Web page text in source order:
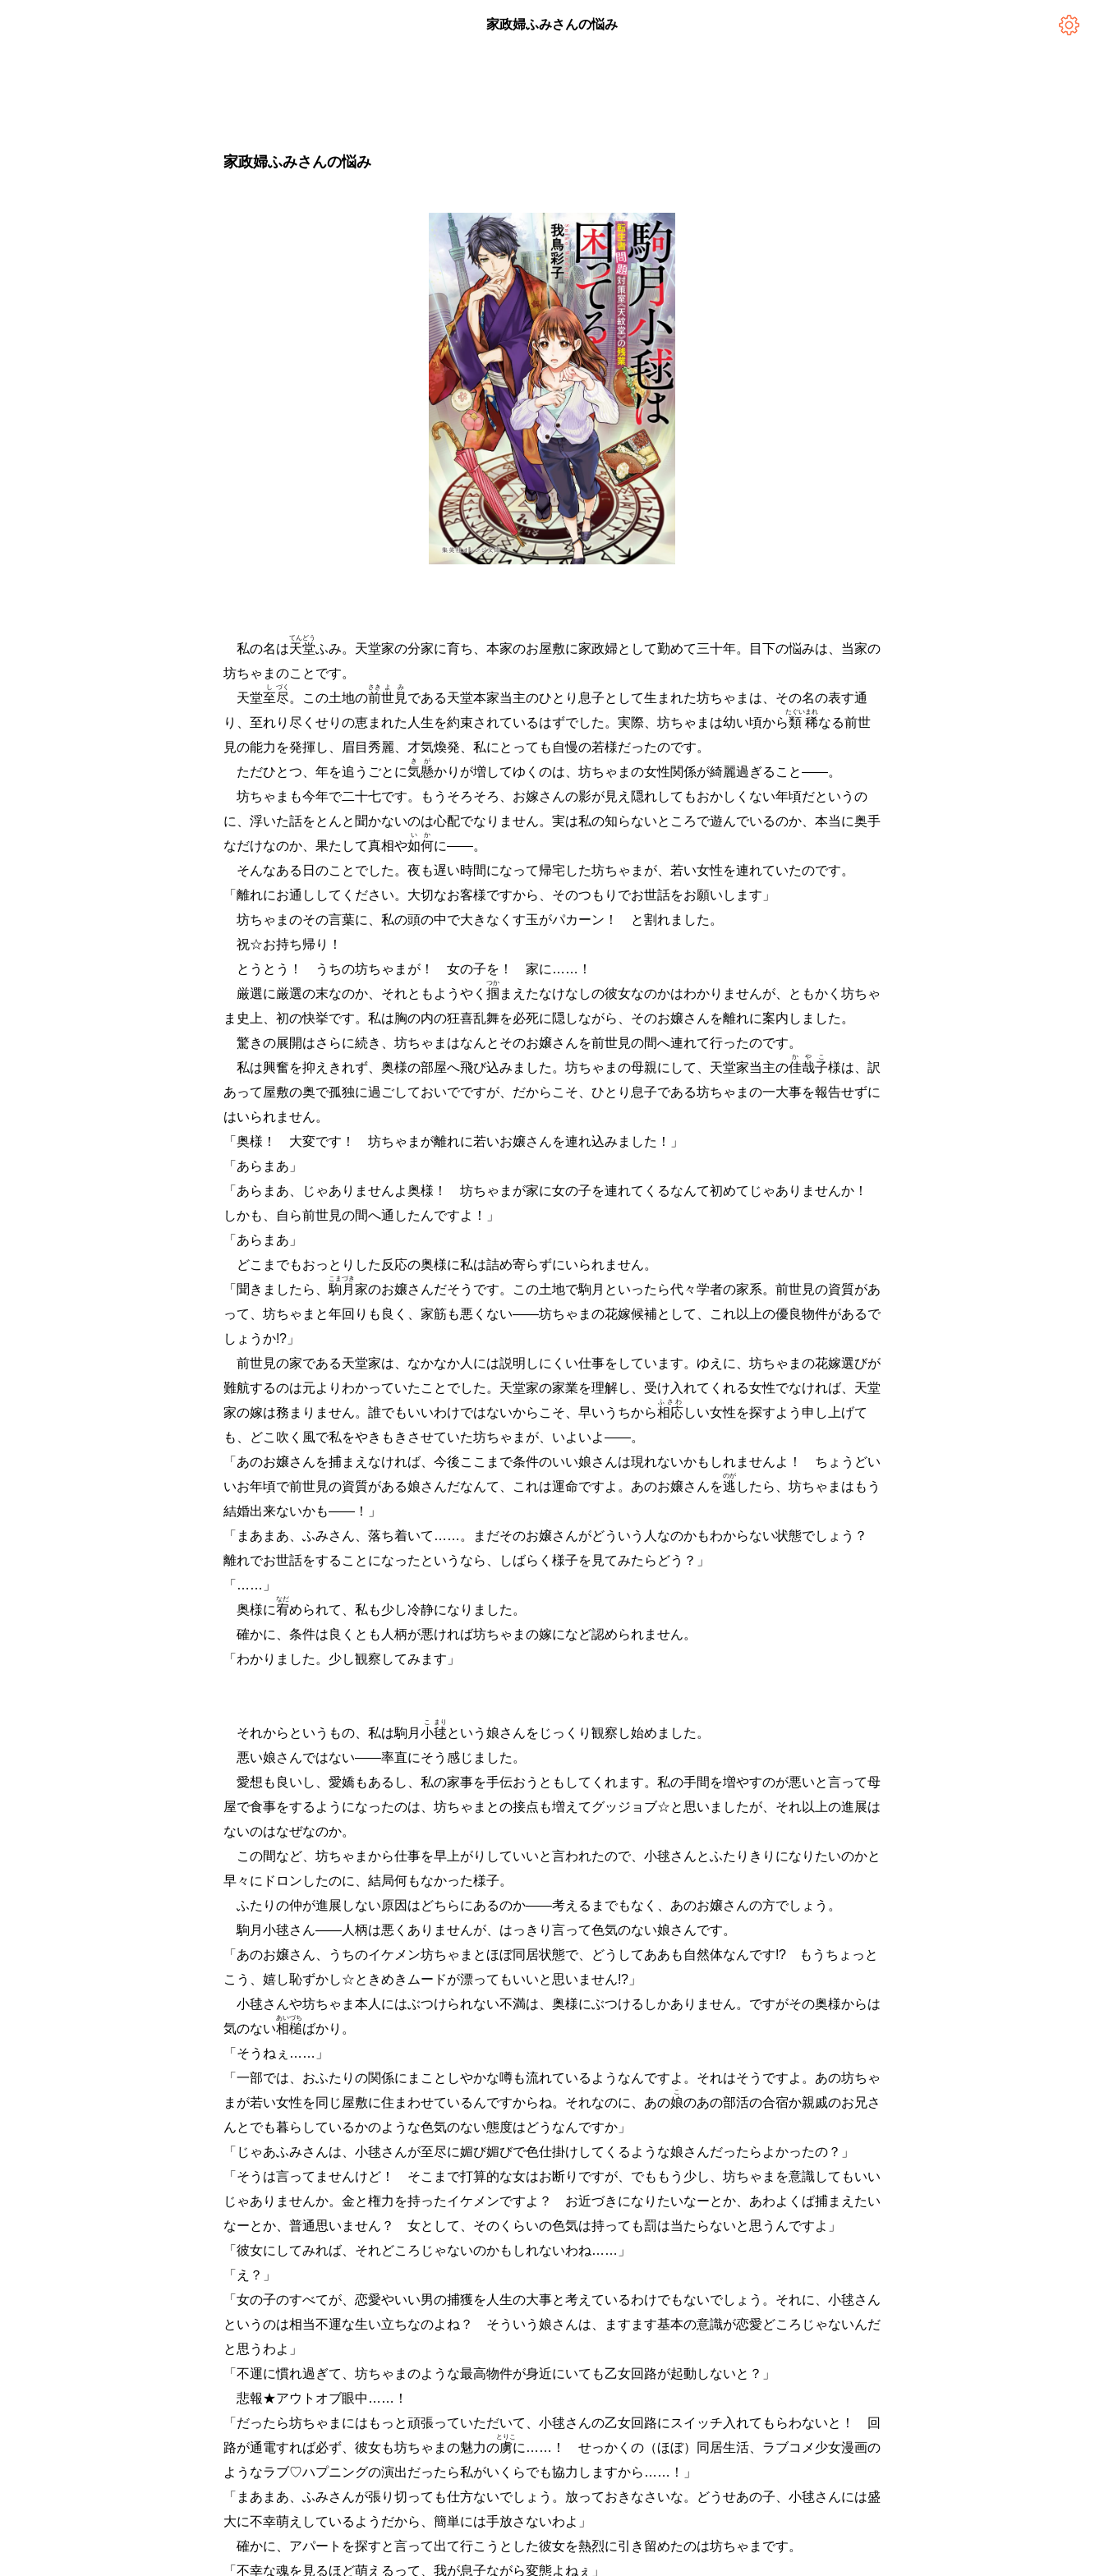
家政婦ふみさんの悩み
家政婦ふみさんの悩み
私の名は天
てん
堂
どう
ふみ。天堂家の分家に育ち、本家のお屋敷に家政婦として勤めて三十年。目下の悩みは、当家の
坊ちゃまのことです。
天堂至
し
尽
づく
。この土地の前
さき
世
よ
見
み
である天堂本家当主のひとり息子として生まれた坊ちゃまは、その名の表す通
り、至れり尽くせりの恵まれた人生を約束されているはずでした。実際、坊ちゃまは幼い頃から類
たぐい
稀
まれ
なる前世
見の能力を発揮し、眉目秀麗、才気煥発、私にとっても自慢の若様だったのです。
ただひとつ、年を追うごとに気
き
懸
が
かりが増してゆくのは、坊ちゃまの女性関係が綺麗過ぎること――。
坊ちゃまも今年で二十七です。もうそろそろ、お嫁さんの影が見え隠れしてもおかしくない年頃だというの
に、浮いた話をとんと聞かないのは心配でなりません。実は私の知らないところで遊んでいるのか、本当に奥手
なだけなのか、果たして真相や如
い
何
か
に――。
そんなある日のことでした。夜も遅い時間になって帰宅した坊ちゃまが、若い女性を連れていたのです。
「離れにお通ししてください。大切なお客様ですから、そのつもりでお世話をお願いします」
坊ちゃまのその言葉に、私の頭の中で大きなくす玉がパカーン！ と割れました。
祝☆お持ち帰り！
とうとう！ うちの坊ちゃまが！ 女の子を！ 家に… … ！
厳選に厳選の末なのか、それともようやく 掴
つか
まえたなけなしの彼女なのかはわかりませんが、ともかく坊ちゃ
ま史上、初の快挙です。私は胸の内の狂喜乱舞を必死に隠しながら、そのお嬢さんを離れに案内しました。
驚きの展開はさらに続き、坊ちゃまはなんとそのお嬢さんを前世見の間へ連れて行ったのです。
私は興奮を抑えきれず、奥様の部屋へ飛び込みました。坊ちゃまの母親にして、天堂家当主の佳
か
哉
や
子
こ
様は、訳
あって屋敷の奥で孤独に過ごしておいでですが、だからこそ、ひとり息子である坊ちゃまの一大事を報告せずに
はいられません。
「奥様！ 大変です！ 坊ちゃまが離れに若いお嬢さんを連れ込みました！」
「あらまあ」
「あらまあ、じゃありませんよ奥様！ 坊ちゃまが家に女の子を連れてくるなんて初めてじゃありませんか！
しかも、自ら前世見の間へ通したんですよ！」
「あらまあ」
どこまでもおっとりした反応の奥様に私は詰め寄らずにいられません。
「聞きましたら、駒
こま
月
づき
家のお嬢さんだそうです。この土地で駒月といったら代々学者の家系。前世見の資質があ
って、坊ちゃまと年回りも良く、家筋も悪くない――坊ちゃまの花嫁候補として、これ以上の優良物件があるで
しょうか!?」
前世見の家である天堂家は、なかなか人には説明しにくい仕事をしています。ゆえに、坊ちゃまの花嫁選びが
難航するのは元よりわかっていたことでした。天堂家の家業を理解し、受け入れてくれる女性でなければ、天堂
家の嫁は務まりません。誰でもいいわけではないからこそ、早いうちから相応
ふさわ
しい女性を探すよう申し上げて
も、どこ吹く風で私をやきもきさせていた坊ちゃまが、いよいよ――。
「あのお嬢さんを捕まえなければ、今後ここまで条件のいい娘さんは現れないかもしれませんよ！ ちょうどい
いお年頃で前世見の資質がある娘さんだなんて、これは運命ですよ。あのお嬢さんを逃
のが
したら、坊ちゃまはもう
結婚出来ないかも―― ！」
「まあまあ、ふみさん、落ち着いて … …。まだそのお嬢さんがどういう人なのかもわからない状態でしょう？
離れでお世話をすることになったというなら、しばらく様子を見てみたらどう？」
「 … … 」
奥様に宥
なだ
められて、私も少し冷静になりました。
確かに、条件は良くとも人柄が悪ければ坊ちゃまの嫁になど認められません。
「わかりました。少し観察してみます」
それからというもの、私は駒月 小
こ
毬
まり
という娘さんをじっくり観察し始めました。
悪い娘さんではない――率直にそう感じました。
愛想も良いし、愛嬌もあるし、私の家事を手伝おうともしてくれます。私の手間を増やすのが悪いと言って母
屋で食事をするようになったのは、坊ちゃまとの接点も増えてグッジョブ☆と思いましたが、それ以上の進展は
ないのはなぜなのか。
この間など、坊ちゃまから仕事を早上がりしていいと言われたので、小毬さんとふたりきりになりたいのかと
早々にドロンしたのに、結局何もなかった様子。
ふたりの仲が進展しない原因はどちらにあるのか――考えるまでもなく、あのお嬢さんの方でしょう。
駒月小毬さん――人柄は悪くありませんが、はっきり言って色気のない娘さんです。
「あのお嬢さん、うちのイケメン坊ちゃまとほぼ同居状態で、どうしてああも自然体なんです!? もうちょっと
こう、嬉し恥ずかし☆ときめきムードが漂ってもいいと思いません!?」
小毬さんや坊ちゃま本人にはぶつけられない不満は、奥様にぶつけるしかありません。ですがその奥様からは
気のない相
あい
槌
づち
ばかり。
「そうねぇ … … 」
「一部では、おふたりの関係にまことしやかな噂も流れているようなんですよ。それはそうですよ。あの坊ちゃ
まが若い女性を同じ屋敷に住まわせているんですからね。それなのに、あの娘
こ
のあの部活の合宿か親戚のお兄さ
んとでも暮らしているかのような色気のない態度はどうなんですか」
「じゃあふみさんは、小毬さんが至尽に媚び媚びで色仕掛けしてくるような娘さんだったらよかったの？」
「そうは言ってませんけど！ そこまで打算的な女はお断りですが、でももう少し、坊ちゃまを意識してもいい
じゃありませんか。金と権力を持ったイケメンですよ？ お近づきになりたいなーとか、あわよくば捕まえたい
なーとか、普通思いません？ 女として、そのくらいの色気は持っても罰は当たらないと思うんですよ」
「彼女にしてみれば、それどころじゃないのかもしれないわね… … 」
「え？」
「女の子のすべてが、恋愛やいい男の捕獲を人生の大事と考えているわけでもないでしょう。それに、小毬さん
というのは相当不運な生い立ちなのよね？ そういう娘さんは、ますます基本の意識が恋愛どころじゃないんだ
と思うわよ」
「不運に慣れ過ぎて、坊ちゃまのような最高物件が身近にいても乙女回路が起動しないと？」
悲報★アウトオブ眼中 … … ！
「だったら坊ちゃまにはもっと頑張っていただいて、小毬さんの乙女回路にスイッチ入れてもらわないと！ 回
路が通電すれば必ず、彼女も坊ちゃまの魅力の虜
とりこ
に… … ！ せっかくの（ほぼ）同居生活、ラブコメ少女漫画の
ようなラブ♡ハプニングの演出だったら私がいくらでも協力しますから … … ！」
「まあまあ、ふみさんが張り切っても仕方ないでしょう。放っておきなさいな。どうせあの子、小毬さんには盛
大に不幸萌えしているようだから、簡単には手放さないわよ」
確かに、アパートを探すと言って出て行こうとした彼女を熱烈に引き留めたのは坊ちゃまです。
「不幸な魂を見るほど萌えるって、我が息子ながら変態よねぇ」